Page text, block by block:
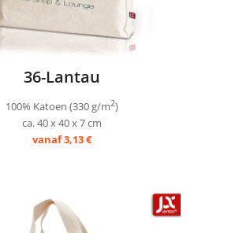
36-Lantau
100% Katoen (330 g/m2)
ca. 40 x 40 x 7 cm
vanaf 3,13 €